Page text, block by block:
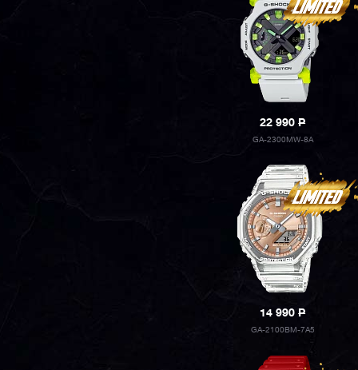
22 990P
GA-2300MW-8A
14 990P
GA-2100BM-7A5